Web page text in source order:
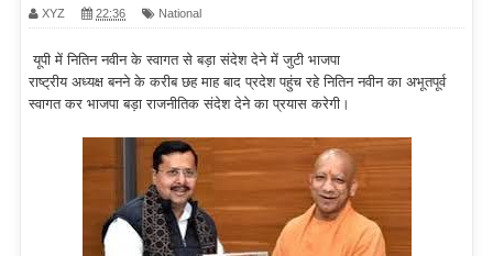
XYZ 22:36 National
यूपी में नितिन नवीन के स्वागत से बड़ा संदेश देने में जुटी भाजपा
राष्ट्रीय अध्यक्ष बनने के करीब छह माह बाद प्रदेश पहुंच रहे नितिन नवीन का अभूतपूर्व
स्वागत कर भाजपा बड़ा राजनीतिक संदेश देने का प्रयास करेगी।